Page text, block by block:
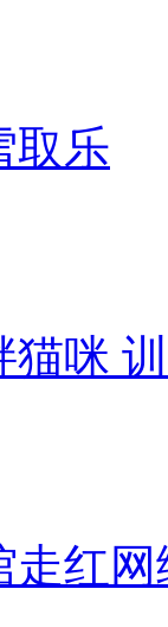
取乐
猫咪
走红网